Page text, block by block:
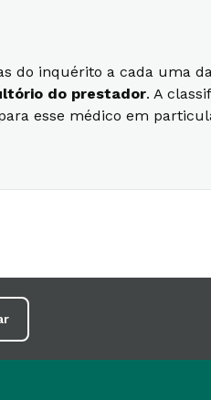
do inquérito a cada uma
do prestador. A
esse médico em